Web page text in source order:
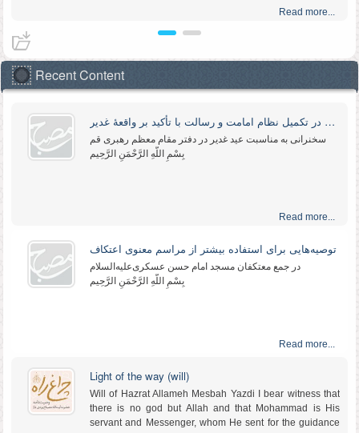
Read more...
همزمان با ایام شهادت امیر مؤمنان علی علیه‌السلام، کتاب
صوتی «پیام مولا از بستر شهادت» در پایگاه اطلاع‌رسانی آثار
حضرت‌آیت‌الله مصباح یزدی رضوان‌الله علیه عرضه می‌شود.
Read more...
Leader of the Islamic Revolution, on the demise of
Read more...
Read more...
Recent Content
نقش ولایت‌فقیه در تکمیل نظام امامت و رسالت با تأکید بر واقعهٔ غدیر
سخنرانی به مناسبت عید غدیر در دفتر مقام معظم رهبری قم
بِسْمِ اللَّهِ الرَّحْمَنِ الرَّحِیم
Read more...
توصیه‌هایی برای استفاده بیشتر از مراسم معنوی اعتکاف
در جمع معتکفان مسجد امام حسن عسکری‌علیه‌‌السلام
بِسْمِ اللَّهِ الرَّحْمَنِ الرَّحِیم
Read more...
Light of the way (will)
Will of Hazrat Allameh Mesbah Yazdi I bear witness that
there is no god but Allah and that Mohammad is His
servant and Messenger, whom He sent for the guidance